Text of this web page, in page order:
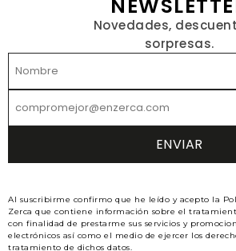
Novedades,
sorpresas.
Al suscribirme confirmo que he leído y acepto la
Zerca que contiene información sobre el
con finalidad de prestarme sus servicios y
electrónicos así como el medio de ejercer los
tratamiento de dichos datos.